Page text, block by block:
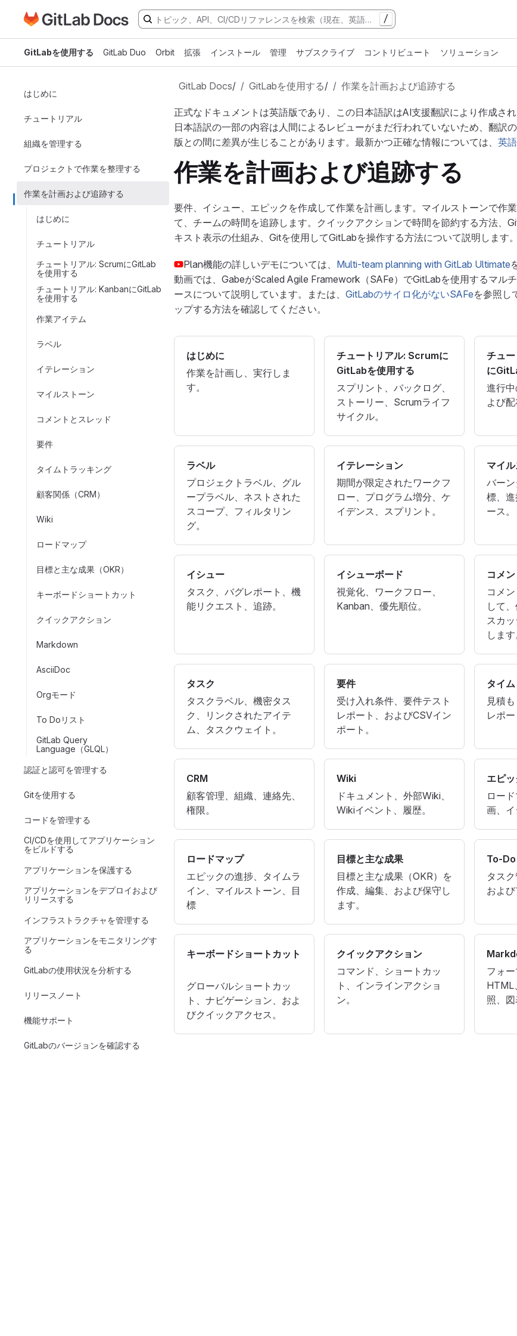
メインコンテンツにスキップ
GitLabドキュメントのホームページに移動 /
GitLabを使用する GitLab Duo Orbit 拡張 インストール 管理 サブスクライブ コントリビュート ソリューション
はじめに
チュートリアル
組織を管理する
プロジェクトで作業を整理する
作業を計画および追跡する
はじめに
チュートリアル
チュートリアル: ScrumにGitLab
を使用する
チュートリアル: KanbanにGitLab
を使用する
作業アイテム
ラベル
イテレーション
マイルストーン
コメントとスレッド
要件
タイムトラッキング
顧客関係（CRM）
Wiki
ロードマップ
目標と主な成果（OKR）
キーボードショートカット
クイックアクション
Markdown
AsciiDoc
Orgモード
To Doリスト
GitLab Query
Language（GLQL）
認証と認可を管理する
Gitを使用する
コードを管理する
CI/CDを使用してアプリケーション
をビルドする
アプリケーションを保護する
アプリケーションをデプロイおよび
リリースする
インフラストラクチャを管理する
アプリケーションをモニタリングす
る
GitLabの使用状況を分析する
リリースノート
機能サポート
GitLabのバージョンを確認する
GitLab Docs/ GitLabを使用する/ 作業を計画および追跡する
正式なドキュメントは英語版であり、この日本語訳はAI支援翻訳により作成され
日本語訳の一部の内容は人間によるレビューがまだ行われていないため、翻訳
版との間に差異が生じることがあります。最新かつ正確な情報については、 英
作業を計画および追跡する
要件、イシュー、エピックを作成して作業を計画します。マイルストーンで作
て、チームの時間を追跡します。クイックアクションで時間を節約する方法、
キスト表示の仕組み、Gitを使用してGitLabを操作する方法について説明します。
Plan機能の詳しいデモについては、 Multi-team planning with GitLab Ultimate
動画では、GabeがScaled Agile Framework（SAFe）でGitLabを使用するマル
ースについて説明しています。または、 GitLabのサイロ化がないSAFeを参照し
ップする方法を確認してください。
はじめに
作業を計画し、実行しま
す。
チュートリアル: Scrumに
GitLabを使用する
スプリント、バックログ、
ストーリー、Scrumライフ
サイクル。
チュ
に
進行
よび配
ラベル
プロジェクトラベル、グル
ープラベル、ネストされた
スコープ、フィルタリン
グ。
イテレーション
期間が限定されたワークフ
ロー、プログラム増分、ケ
イデンス、スプリント。
マイ
バー
標、
ース。
イシュー
タスク、バグレポート、機
能リクエスト、追跡。
イシューボード
視覚化、ワークフロー、
Kanban、優先順位。
コメ
コメ
して
スカ
します
タスク
タスクラベル、機密タス
ク、リンクされたアイテ
ム、タスクウェイト。
要件
受け入れ条件、要件テスト
レポート、およびCSVイン
ポート。
タイ
見積
レポー
CRM
顧客管理、組織、連絡先、
権限。
Wiki
ドキュメント、外部Wiki、
Wikiイベント、履歴。
エピッ
ロー
画、イ
ロードマップ
エピックの進捗、タイムラ
イン、マイルストーン、目
標
目標と主な成果
目標と主な成果（OKR）を
作成、編集、および保守し
ます。
To-Do
タス
および
キーボードショートカット
グローバルショートカッ
ト、ナビゲーション、およ
びクイックアクセス。
クイックアクション
コマンド、ショートカッ
ト、インラインアクショ
ン。
フォ
HTML
照、